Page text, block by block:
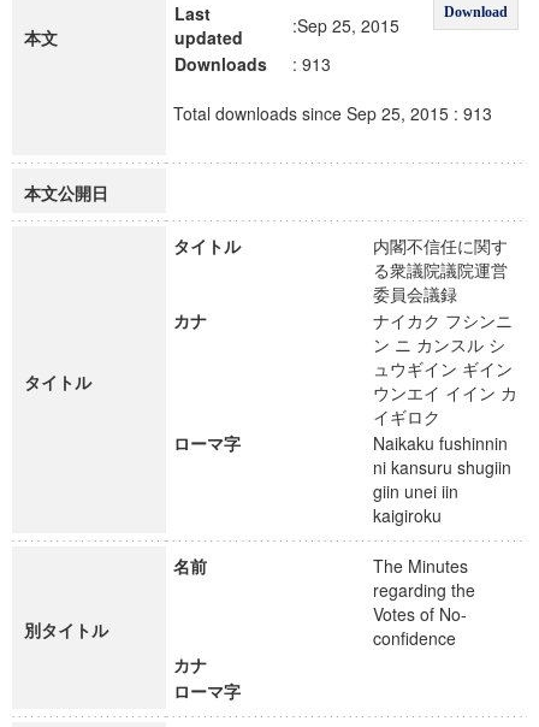
本文
Download
Last
updated
:Sep 25, 2015
Downloads
: 913
Total downloads since Sep 25, 2015 : 913
本文公開日
タイトル
タイトル
内閣不信任に関す
る衆議院議院運営
委員会議録
カナ
ナイカク フシンニ
ン ニ カンスル シ
ュウギイン ギイン
ウンエイ イイン カ
イギロク
ローマ字
Naikaku fushinnin
ni kansuru shugiin
giin unei iin
kaigiroku
別タイトル
名前
The Minutes
regarding the
Votes of No-
confidence
カナ
ローマ字